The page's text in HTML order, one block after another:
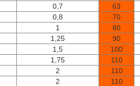
0,7 63
0,8 70
1 80
1,25 90
1,5 100
1,75 110
2 110
2 110